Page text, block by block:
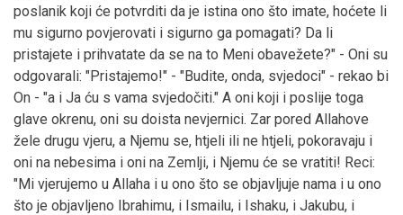
poslanik koji će potvrditi da je istina ono što imate, hoćete li
mu sigurno povjerovati i sigurno ga pomagati? Da li
pristajete i prihvatate da se na to Meni obavežete?" - Oni su
odgovarali: "Pristajemo!" - "Budite, onda, svjedoci" - rekao bi
On - "a i Ja ću s vama svjedočiti." A oni koji i poslije toga
glave okrenu, oni su doista nevjernici. Zar pored Allahove
žele drugu vjeru, a Njemu se, htjeli ili ne htjeli, pokoravaju i
oni na nebesima i oni na Zemlji, i Njemu će se vratiti! Reci:
"Mi vjerujemo u Allaha i u ono što se objavljuje nama i u ono
što je objavljeno Ibrahimu, i Ismailu, i Ishaku, i Jakubu, i